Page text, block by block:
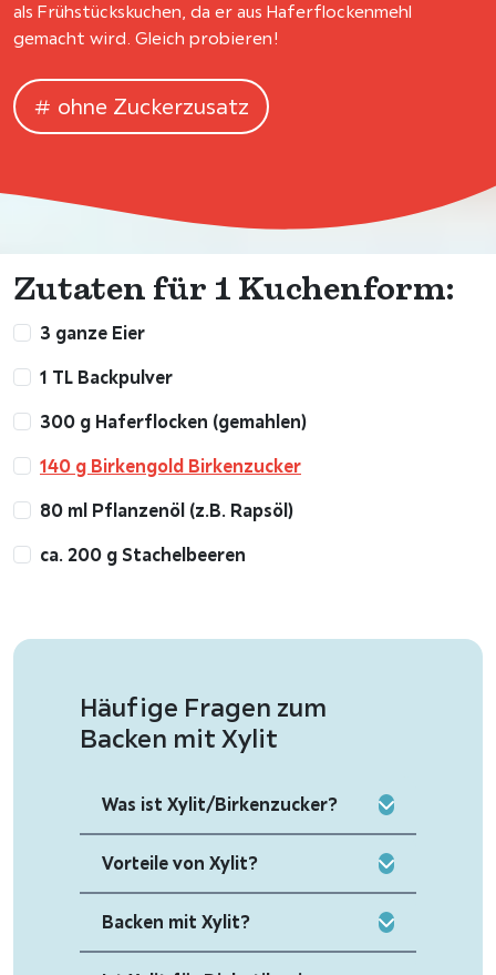
als Frühstückskuchen, da er aus Haferflockenmehl
gemacht wird. Gleich probieren!
ohne Zuckerzusatz
Zutaten für 1 Kuchenform:
3 ganze Eier
1 TL Backpulver
300 g Haferflocken (gemahlen)
140 g Birkengold Birkenzucker
80 ml Pflanzenöl (z.B. Rapsöl)
ca. 200 g Stachelbeeren
Häufige Fragen zum
Backen mit Xylit
Was ist Xylit/Birkenzucker?
Vorteile von Xylit?
Backen mit Xylit?